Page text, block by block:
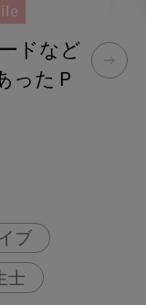
ドなど
ったＰ
ブ
士